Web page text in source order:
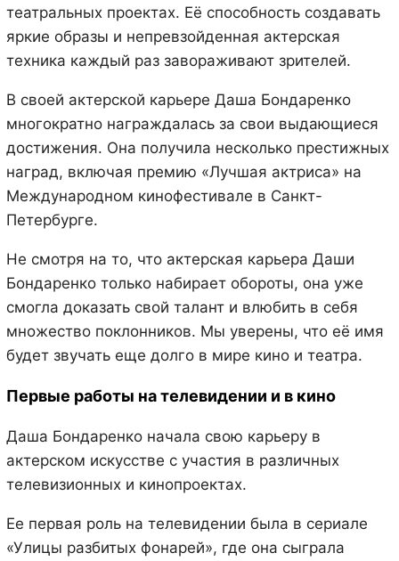
театральных проектах. Её способность создавать
яркие образы и непревзойденная актерская
техника каждый раз завораживают зрителей.
В своей актерской карьере Даша Бондаренко
многократно награждалась за свои выдающиеся
достижения. Она получила несколько престижных
наград, включая премию «Лучшая актриса» на
Международном кинофестивале в Санкт-
Петербурге.
Не смотря на то, что актерская карьера Даши
Бондаренко только набирает обороты, она уже
смогла доказать свой талант и влюбить в себя
множество поклонников. Мы уверены, что её имя
будет звучать еще долго в мире кино и театра.
Первые работы на телевидении и в кино
Даша Бондаренко начала свою карьеру в
актерском искусстве с участия в различных
телевизионных и кинопроектах.
Ее первая роль на телевидении была в сериале
«Улицы разбитых фонарей», где она сыграла